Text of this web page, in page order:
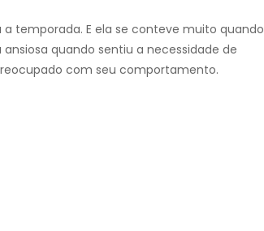
temporada. E ela se conteve muito quando
quando sentiu a necessidade de
com seu comportamento.